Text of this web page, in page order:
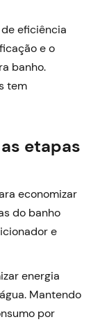
eficiência
e o
banho.
tem
etapas
economizar
do banho
e
energia
Mantendo
por